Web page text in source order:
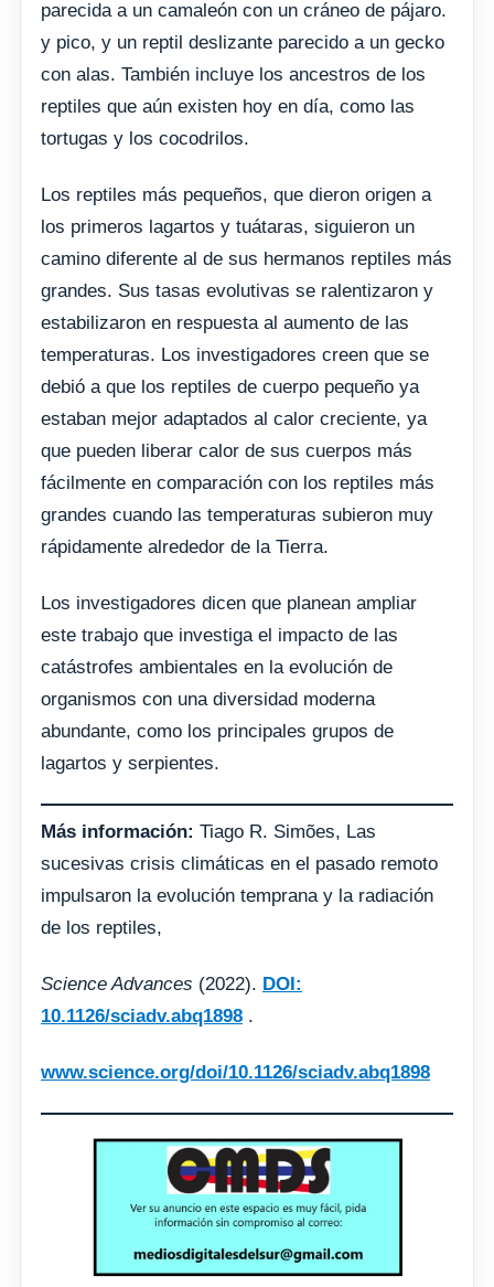
parecida a un camaleón con un cráneo de pájaro.
y pico, y un reptil deslizante parecido a un gecko
con alas. También incluye los ancestros de los
reptiles que aún existen hoy en día, como las
tortugas y los cocodrilos.
Los reptiles más pequeños, que dieron origen a
los primeros lagartos y tuátaras, siguieron un
camino diferente al de sus hermanos reptiles más
grandes. Sus tasas evolutivas se ralentizaron y
estabilizaron en respuesta al aumento de las
temperaturas. Los investigadores creen que se
debió a que los reptiles de cuerpo pequeño ya
estaban mejor adaptados al calor creciente, ya
que pueden liberar calor de sus cuerpos más
fácilmente en comparación con los reptiles más
grandes cuando las temperaturas subieron muy
rápidamente alrededor de la Tierra.
Los investigadores dicen que planean ampliar
este trabajo que investiga el impacto de las
catástrofes ambientales en la evolución de
organismos con una diversidad moderna
abundante, como los principales grupos de
lagartos y serpientes.
Más información: Tiago R. Simões, Las
sucesivas crisis climáticas en el pasado remoto
impulsaron la evolución temprana y la radiación
de los reptiles,
Science Advances (2022). DOI:
10.1126/sciadv.abq1898 .
www.science.org/doi/10.1126/sciadv.abq1898